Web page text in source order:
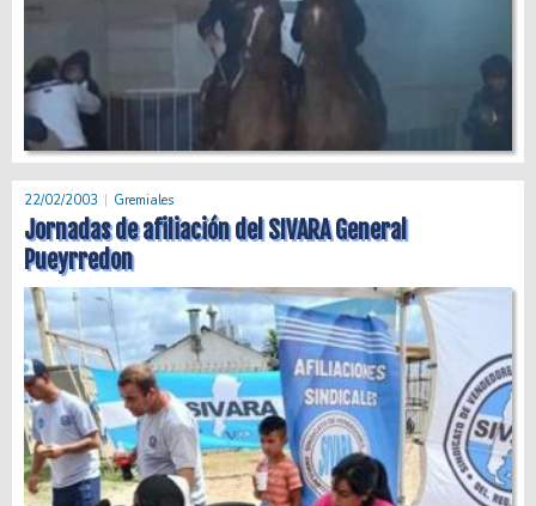
22/02/2003 Gremiales
Jornadas de afiliación del SIVARA General
Pueyrredon